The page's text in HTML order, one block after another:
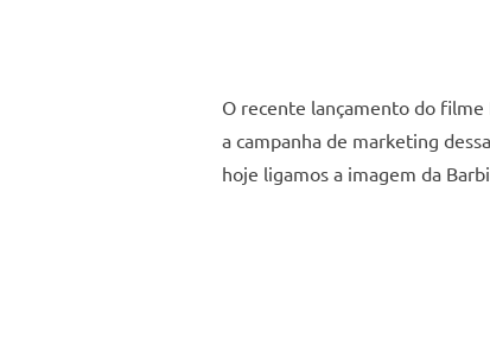
O recente lançamento do filme
a campanha de marketing
hoje ligamos a imagem da